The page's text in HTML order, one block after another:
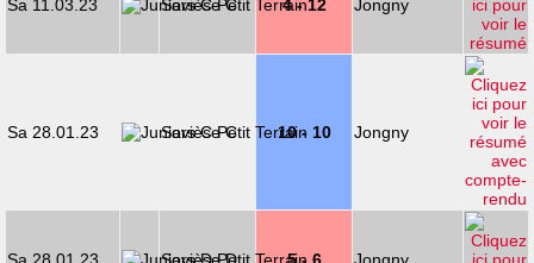
Sa 11.03.23 Savièse C 4 - 12 Jongny
Sa 28.01.23 Savièse C 10 - 10 Jongny